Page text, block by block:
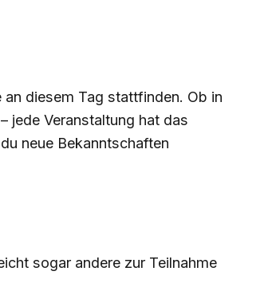
an diesem Tag stattfinden. Ob in
jede Veranstaltung hat das
neue Bekanntschaften
sogar andere zur Teilnahme